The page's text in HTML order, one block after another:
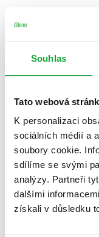
Souhlas
Tato webová
K personalizaci
sociálních médií a
soubory cookie.
sdílíme se svými
analýzy. Partneři
dalšími
získali v důsledku